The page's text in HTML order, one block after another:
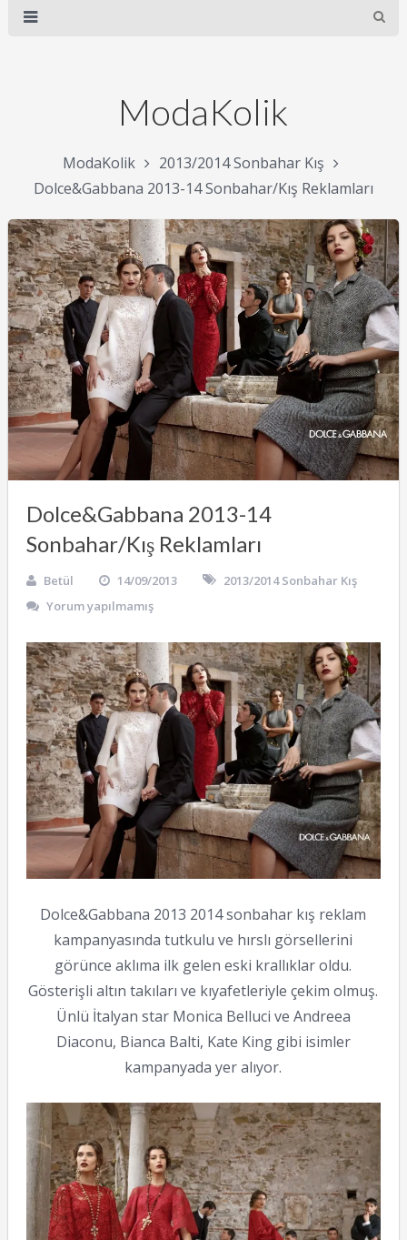
ModaKolik
ModaKolik
2013/2014 Sonbahar Kış
Dolce&Gabbana 2013-14 Sonbahar/Kış Reklamları
Dolce&Gabbana 2013-14
Sonbahar/Kış Reklamları
Betül 14/09/2013
2013/2014 Sonbahar Kış
Yorum yapılmamış
Dolce&Gabbana 2013 2014 sonbahar kış reklam
kampanyasında tutkulu ve hırslı görsellerini
görünce aklıma ilk gelen eski krallıklar oldu.
Gösterişli altın takıları ve kıyafetleriyle çekim olmuş.
Ünlü İtalyan star Monica Belluci ve Andreea
Diaconu, Bianca Balti, Kate King gibi isimler
kampanyada yer alıyor.